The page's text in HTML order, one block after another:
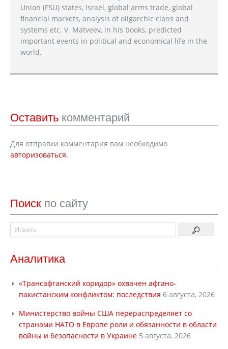
Union (FSU) states, Israel, global arms trade, global
financial markets, analysis of oligarchic clans and
systems etc. V. Matveev, in his books, predicted
important events in political and economical life in the
world.
Оставить комментарий
Для отправки комментария вам необходимо
авторизоваться.
Поиск по сайту
Аналитика
«Трансафганский коридор» охвачен афгано-
пакистанским конфликтом: последствия 6 августа, 2026
Министерство войны США перераспределяет со
странами НАТО в Европе роли и обязанности в области
войны и безопасности в Украине 5 августа, 2026